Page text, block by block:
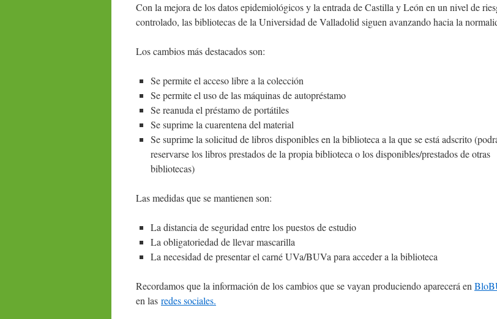
Con la mejora de los datos epidemiológicos y la entrada de Castilla y León en un nivel de
controlado, las bibliotecas de la Universidad de Valladolid siguen avanzando hacia la
Los cambios más destacados son:
Se permite el acceso libre a la colección
Se permite el uso de las máquinas de autopréstamo
Se reanuda el préstamo de portátiles
Se suprime la cuarentena del material
Se suprime la solicitud de libros disponibles en la biblioteca a la que se está adscrito
reservarse los libros prestados de la propia biblioteca o los disponibles/prestados de otras
bibliotecas)
Las medidas que se mantienen son:
La distancia de seguridad entre los puestos de estudio
La obligatoriedad de llevar mascarilla
La necesidad de presentar el carné UVa/BUVa para acceder a la biblioteca
Recordamos que la información de los cambios que se vayan produciendo aparecerá en
en las redes sociales.